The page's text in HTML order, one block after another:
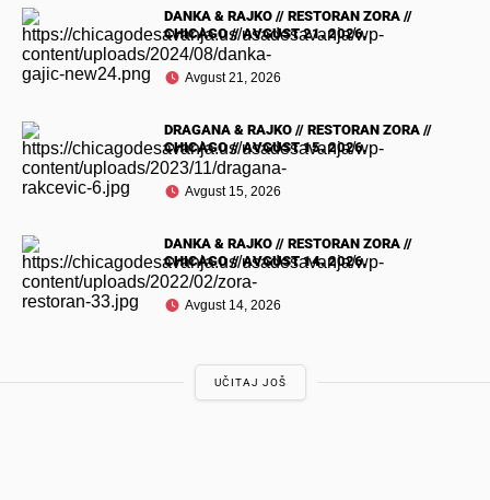
DANKA & RAJKO // RESTORAN ZORA //
CHICAGO // AVGUST 21. 2026.
Avgust 21, 2026
DRAGANA & RAJKO // RESTORAN ZORA //
CHICAGO // AVGUST 15. 2026.
Avgust 15, 2026
DANKA & RAJKO // RESTORAN ZORA //
CHICAGO // AVGUST 14. 2026.
Avgust 14, 2026
UČITAJ JOŠ